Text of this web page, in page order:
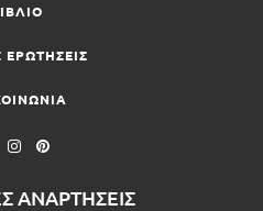
ΕΡΩΤΗΣΕΙΣ
ΑΝΑΡΤΗΣΕΙΣ